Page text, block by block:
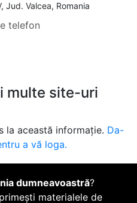
Jud. Valcea, Romania
telefon
multe site-uri
la această informație. Da-
a vă loga.
dumneavoastră?
materialele de